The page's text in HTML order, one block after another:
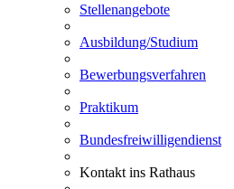
Stellenangebote
Ausbildung/Studium
Bewerbungsverfahren
Praktikum
Bundesfreiwilligendienst
Kontakt ins Rathaus